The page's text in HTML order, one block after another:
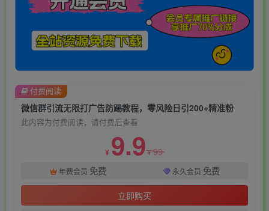
微信群引流无限打广告防踢教程，零风险日引200+精准粉
此内容为付费阅读，请付费后查看
¥ 9.9¥99
年费会员 免费 永久会员 免费
立即购买
付费阅读